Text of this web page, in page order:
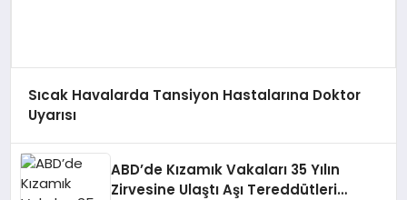
Sıcak Havalarda Tansiyon Hastalarına Doktor
Uyarısı
ABD’de Kızamık Vakaları 35 Yılın
Zirvesine Ulaştı Aşı Tereddütleri